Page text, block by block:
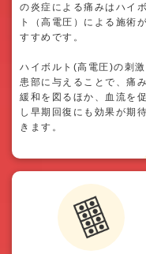
の炎症による痛みはハイ
ト（高電圧）による施術
すすめです。
ハイボルト(高電圧)の刺激
患部に与えることで、痛
緩和を図るほか、血流を
し早期回復にも効果が期
きます。